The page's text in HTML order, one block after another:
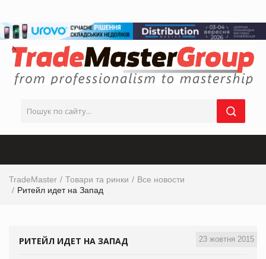
TradeMaster Товари та ринки
Все новости
Ритейл идет на Запад
23 жовтня 2015
РИТЕЙЛ ИДЕТ НА ЗАПАД